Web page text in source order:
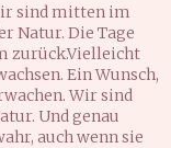
sind mitten im
Natur. Die Tage
zurück.Vielleicht
Ein Wunsch,
Wir sind
Und genau
auch wenn sie